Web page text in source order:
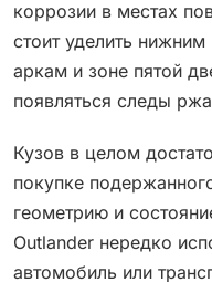
коррозии в местах
стоит уделить
аркам и зоне пятой
появляться следы
Кузов в целом
покупке
геометрию и
Outlander нередко
автомобиль или